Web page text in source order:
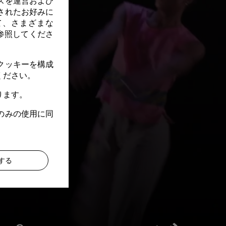
れたお好みに
さまざまな
照してくださ
ッキーを構成
さい。
す。
みの使用に同
る